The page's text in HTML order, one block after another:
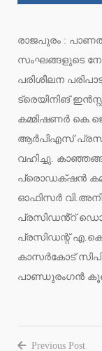
രാജപുരം :
സംഘങ്ങളുടെ
പരിശീലന
ട്രെയിനിങ്
കമ്മിഷണർ
ആർപിഎസ്
വഹിച്ചു.
പ്രൊഡക്‌ഷൻ
ഓഫിസർ
പ്രസിഡൻ്റ്
പ്രസിഡന്റ്
കാസർകോട്
പാണ്ഡുരംഗൻ
Previous Post